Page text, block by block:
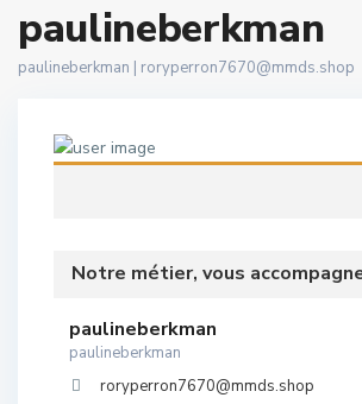
paulineberkman
paulineberkman | roryperron7670@mmds.shop
Notre métier, vous
paulineberkman
paulineberkman
roryperron7670@mmds.shop